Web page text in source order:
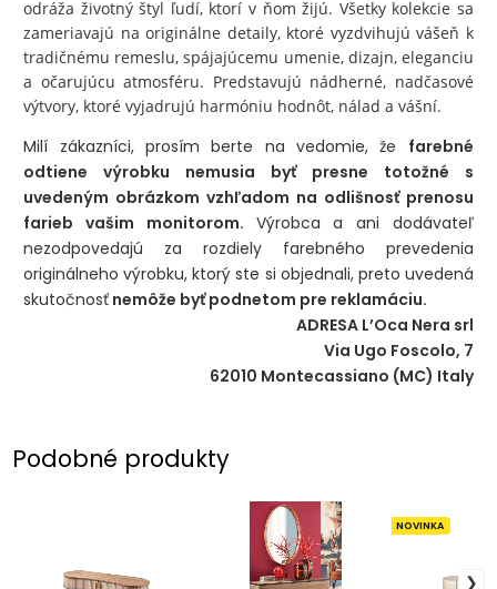
odráža životný štyl ľudí, ktorí v ňom žijú. Všetky kolekcie sa
zameriavajú na originálne detaily, ktoré vyzdvihujú vášeň k
tradičnému remeslu, spájajúcemu umenie, dizajn, eleganciu
a očarujúcu atmosféru. Predstavujú nádherné, nadčasové
výtvory, ktoré vyjadrujú harmóniu hodnôt, nálad a vášní.
Milí zákazníci, prosím berte na vedomie, že farebné
odtiene výrobku nemusia byť presne totožné s
uvedeným obrázkom vzhľadom na odlišnosť prenosu
farieb vašim monitorom. Výrobca a ani dodávateľ
nezodpovedajú za rozdiely farebného prevedenia
originálneho výrobku, ktorý ste si objednali, preto uvedená
skutočnosť nemôže byť podnetom pre reklamáciu.
ADRESA L’Oca Nera srl
Via Ugo Foscolo, 7
62010 Montecassiano (MC) Italy
Podobné produkty
NOVINKA